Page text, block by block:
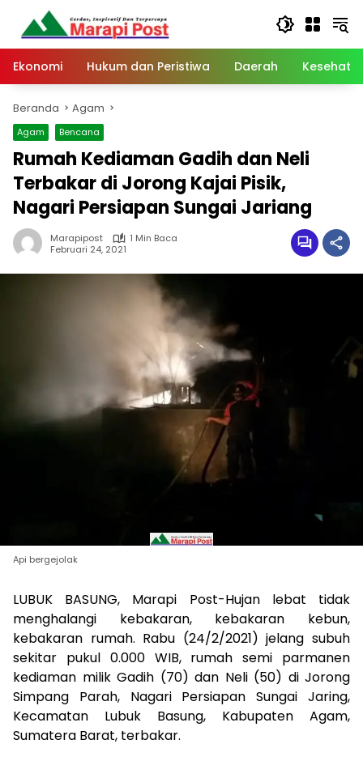
Langsung
konten
Ekonomi
Hukum dan Peristiwa Daerah
Beranda Agam
Agam Bencana
Rumah Kediaman Gadih dan Neli
Terbakar di Jorong Kajai Pisik,
Nagari Persiapan Sungai Jariang
Marapipost
1 Min Baca
Februari 24, 2021
Api bergejolak
LUBUK BASUNG, Marapi Post-Hujan lebat tidak
menghalangi kebakaran, kebakaran kebun,
kebakaran rumah. Rabu (24/2/2021) jelang subuh
sekitar pukul 0.000 WIB, rumah semi parmanen
kediaman milik Gadih (70) dan Neli (50) di Jorong
Simpang Parah, Nagari Persiapan Sungai Jaring,
Kecamatan Lubuk Basung, Kabupaten Agam,
Sumatera Barat, terbakar.